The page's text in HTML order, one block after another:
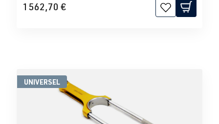
1 562,70 €
UNIVERSEL